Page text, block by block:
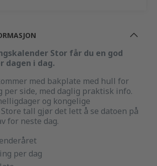
Stor får du en god
dagen i dag.
med bakplate med hull for
per side, med daglig praktisk info.
og kongelige
Store tall gjør det lett å se datoen på
for neste dag.
per dag